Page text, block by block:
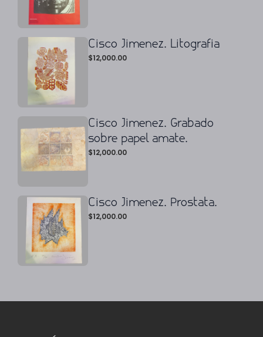
Cisco Jimenez. Litografia
$12,000.00
Cisco Jimenez. Grabado
sobre papel amate.
$12,000.00
Cisco Jimenez. Prostata.
$12,000.00